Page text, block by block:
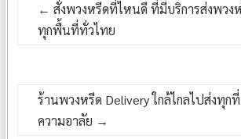
← สั่งพวงหรีดที่ไหนดี ที่มีบริการส่งพวง
ทุกพื้นที่ทั่วไทย
ร้านพวงหรีด Delivery ใกล้ไกลไปส่งทุก
ความอาลัย →